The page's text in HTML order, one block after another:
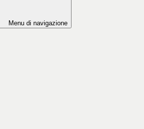
Menu di navigazione